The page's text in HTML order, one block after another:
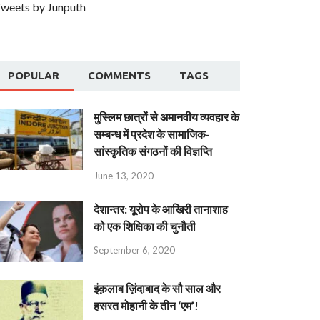
by Junputh
POPULAR COMMENTS TAGS
मुस्लिम छात्रों से अमानवीय व्यवहार के
सम्बन्ध में प्रदेश के सामाजिक-
सांस्कृतिक संगठनों की विज्ञप्ति
June 13, 2020
देशान्‍तर: यूरोप के आखिरी तानाशाह
को एक शिक्षिका की चुनौती
September 6, 2020
इंक़लाब ज़िंदाबाद के सौ साल और
हसरत मोहानी के तीन ‘एम’!